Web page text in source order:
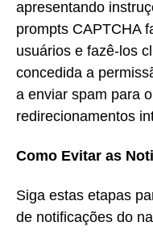
apresentando
prompts CAPTCHA
usuários e fazê-los
concedida a
a enviar spam para
redirecionamentos
Como Evitar as
Siga estas etapas
de notificações do